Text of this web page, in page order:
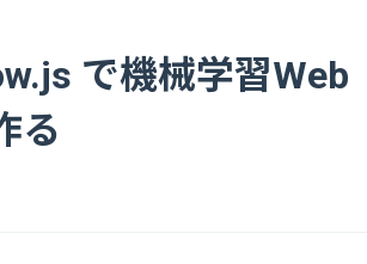
で機械学習Web
る